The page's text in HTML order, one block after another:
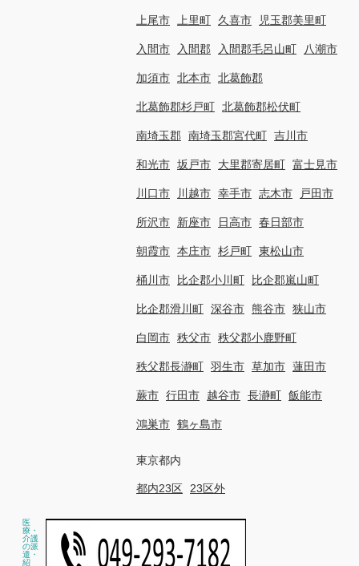
上尾市 上里町 久喜市 児玉郡美里町
入間市 入間郡 入間郡毛呂山町 八潮市
加須市 北本市 北葛飾郡
北葛飾郡杉戸町 北葛飾郡松伏町
南埼玉郡 南埼玉郡宮代町 吉川市
和光市 坂戸市 大里郡寄居町 富士見市
川口市 川越市 幸手市 志木市 戸田市
所沢市 新座市 日高市 春日部市
朝霞市 本庄市 杉戸町 東松山市
桶川市 比企郡小川町 比企郡嵐山町
比企郡滑川町 深谷市 熊谷市 狭山市
白岡市 秩父市 秩父郡小鹿野町
秩父郡長瀞町 羽生市 草加市 蓮田市
蕨市 行田市 越谷市 長瀞町 飯能市
鴻巣市 鶴ヶ島市
東京都内
都内23区 23区外
医
療・
介護
の派
遣・
紹